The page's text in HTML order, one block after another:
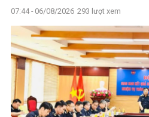
07:44 - 06/08/2026 293 lượt xem